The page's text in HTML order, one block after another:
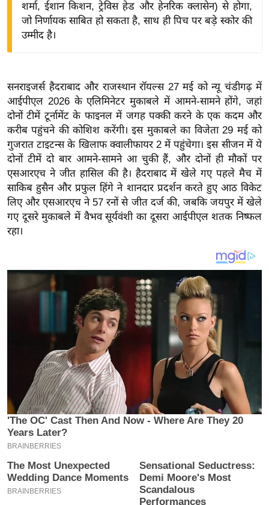
ष
ज्ञ
रा
य
ब
ज
ट
खे
ल
क्रि
ट
I
क्रा
इ
म
ई
-
पे
प
शर्मा, ईशान किशन, ट्रेविस हेड और हेनरिक क्लासेन) से होगा,
जो निर्णायक साबित हो सकता है, साथ ही पिच पर बड़े स्कोर की
उम्मीद है।
सनराइजर्स हैदराबाद और राजस्थान रॉयल्स 27 मई को न्यू चंडीगढ़ में
आईपीएल 2026 के एलिमिनेटर मुकाबले में आमने-सामने होंगे, जहां
दोनों टीमें टूर्नामेंट के फाइनल में जगह पक्की करने के एक कदम और
करीब पहुंचने की कोशिश करेंगी। इस मुकाबले का विजेता 29 मई को
गुजरात टाइटन्स के खिलाफ क्वालीफायर 2 में पहुंचेगा। इस सीजन में ये
दोनों टीमें दो बार आमने-सामने आ चुकी हैं, और दोनों ही मौकों पर
एसआरएच ने जीत हासिल की है। हैदराबाद में खेले गए पहले मैच में
साकिब हुसैन और प्रफुल हिंगे ने शानदार प्रदर्शन करते हुए आठ विकेट
लिए और एसआरएच ने 57 रनों से जीत दर्ज की, जबकि जयपुर में खेले
गए दूसरे मुकाबले में वैभव सूर्यवंशी का दूसरा आईपीएल शतक निष्फल
रहा।